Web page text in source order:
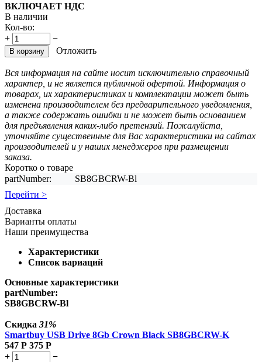
ВКЛЮЧАЕТ НДС
В наличии
Кол-во:
+
−
В корзину Отложить
Вся информация на сайте носит исключительно справочный
характер, и не является публичной офертой. Информация о
товарах, их характеристиках и комплектации может быть
изменена производителем без предварительного уведомления,
а также содержать ошибки и не может быть основанием
для предъявления каких-либо претензий. Пожалуйста,
уточняйте существенные для Вас характеристики на сайтах
производителей и у наших менеджеров при размещении
заказа.
Коротко о товаре
partNumber:
SB8GBCRW-Bl
Перейти >
Доставка
Варианты оплаты
Наши преимущества
Характеристики
Список вариаций
Основные характеристики
partNumber:
SB8GBCRW-Bl
Скидка 31%
Smartbuy USB Drive 8Gb Crown Black SB8GBCRW-K
547 Р 375 Р
+
−